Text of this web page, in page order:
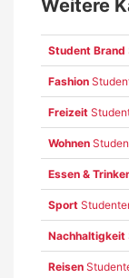
Weitere
Student Brand
Fashion
Freizeit
Wohnen
Essen &
Sport
Nachhaltigkeit
Reisen